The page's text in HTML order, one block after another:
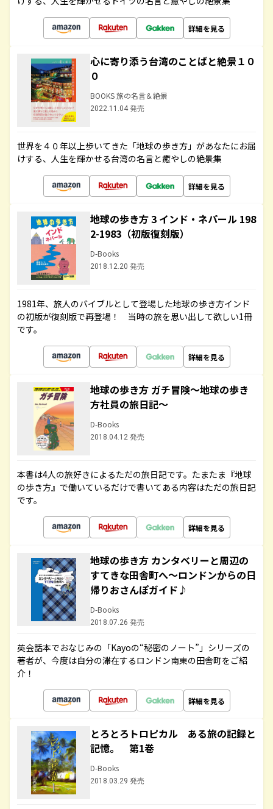
詳細を見る
心に寄り添う台湾のことばと絶景１０
０
BOOKS 旅の名言＆絶景
2022.11.04 発売
世界を４０年以上歩いてきた「地球の歩き方」があなたにお届
けする、人生を輝かせる台湾の名言と癒やしの絶景集
詳細を見る
地球の歩き方 3 インド・ネパール 198
2-1983（初版復刻版）
D-Books
2018.12.20 発売
1981年、旅人のバイブルとして登場した地球の歩き方インド
の初版が復刻版で再登場！ 当時の旅を思い出して欲しい1冊
です。
詳細を見る
地球の歩き方 ガチ冒険～地球の歩き
方社員の旅日記～
D-Books
2018.04.12 発売
本書は4人の旅好きによるただの旅日記です。たまたま『地球
の歩き方』で働いているだけで書いてある内容はただの旅日記
です。
詳細を見る
地球の歩き方 カンタベリーと周辺の
すてきな田舎町へ～ロンドンからの日
帰りおさんぽガイド♪
D-Books
2018.07.26 発売
英会話本でおなじみの「Kayoの“秘密のノート”」シリーズの
著者が、今度は自分の滞在するロンドン南東の田舎町をご紹
介！
詳細を見る
とろとろトロピカル ある旅の記録と
記憶。 第1巻
D-Books
2018.03.29 発売